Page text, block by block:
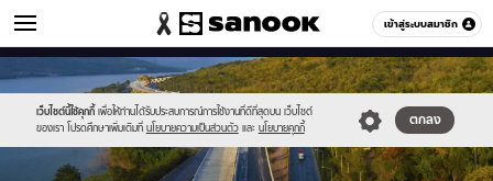
เข้าสู่ระบบสมาชิก
รถยนต์ หมวดอื่นๆ
เว็บไซต์นี้ใช้คุกกี้ เพื่อให้ท่านได้รับประสบการณ์การใช้งานที่ดีที่สุดบน เว็บไซต์
ของเรา โปรดศึกษาเพิ่มเติมที่ นโยบายความเป็นส่วนตัว และ นโยบายคุกกี้
ตกลง
Sanook
//s.isanook.com/sr/0/images/logo-
new-
sanook.png
600
60
//s.isanook.com/au/0/ud/19/97340/res-
m6.jpg